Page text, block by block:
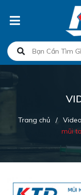
Trang chủ /
mũi